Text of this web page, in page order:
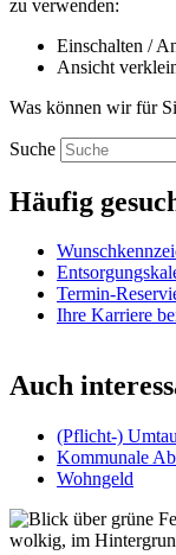
zu verwenden:
Einschalten /
Ansicht
Was können wir für
Suche
Häufig
Termin-
Ihre Karriere
Auch
(Pflicht-)
Kommunale
Wohngeld